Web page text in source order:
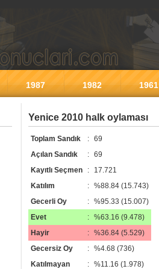
1987 1982 1961
Yenice 2010 halk oylaması
Toplam Sandık : 69
Açılan Sandık
: 69
Kayıtlı Seçmen
:
17.721
Katılım
: %88.84 (15.743)
Gecerli Oy
: %95.33 (15.007)
Evet
: %63.16 (9.478)
Hayir
: %36.84 (5.529)
Gecersiz Oy
: %4.68 (736)
Katılmayan
: %11.16 (1.978)